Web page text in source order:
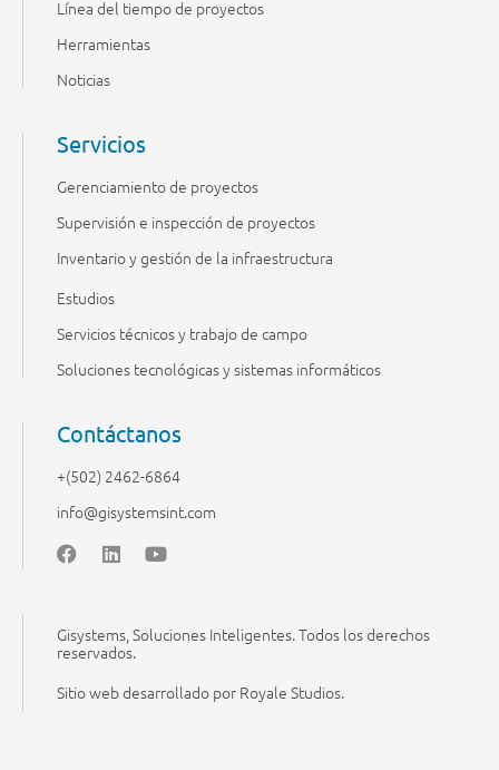
Línea del tiempo de proyectos
Herramientas
Noticias
Servicios
Gerenciamiento de proyectos
Supervisión e inspección de proyectos
Inventario y gestión de la infraestructura
Estudios
Servicios técnicos y trabajo de campo
Soluciones tecnológicas y sistemas informáticos
Contáctanos
+(502) 2462-6864
info@gisystemsint.com
Gisystems, Soluciones Inteligentes. Todos los derechos
reservados.
Sitio web desarrollado por Royale Studios.